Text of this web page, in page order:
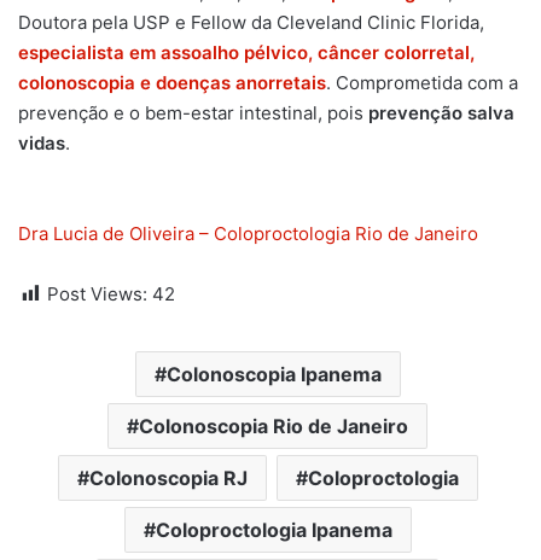
Doutora pela USP e Fellow da Cleveland Clinic Florida,
especialista em assoalho pélvico, câncer colorretal,
colonoscopia e doenças anorretais. Comprometida com a
prevenção e o bem-estar intestinal, pois prevenção salva
vidas.
Dra Lucia de Oliveira – Coloproctologia Rio de Janeiro
Post Views: 42
Colonoscopia Ipanema
Colonoscopia Rio de Janeiro
Colonoscopia RJ Coloproctologia
Coloproctologia Ipanema